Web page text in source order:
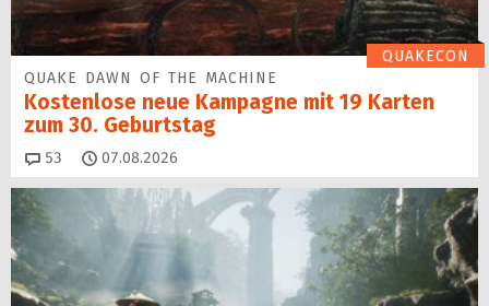
QUAKECON
QUAKE DAWN OF THE MACHINE
Kostenlose neue Kampagne mit 19 Karten
zum 30. Geburtstag
53 Kommentare
07.08.2026